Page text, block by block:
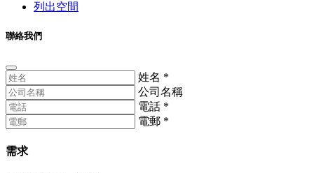
列出空間
聯絡我們
姓名 *
公司名稱
電話 *
電郵 *
需求